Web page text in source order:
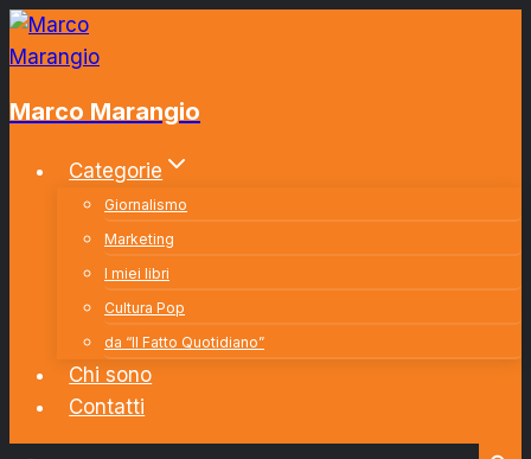
Salta
al
Marco Marangio
Categorie
Giornalismo
Marketing
I miei libri
Cultura Pop
da “Il Fatto Quotidiano”
Chi sono
Contatti
Search Button